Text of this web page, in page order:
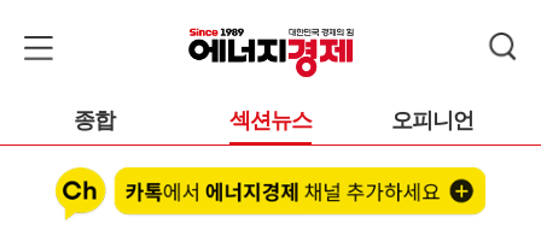
종합 섹션뉴스 오피니언